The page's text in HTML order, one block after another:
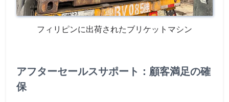
フィリピンに出荷されたブリケットマシン
アフターセールスサポート：顧客満足の確
保